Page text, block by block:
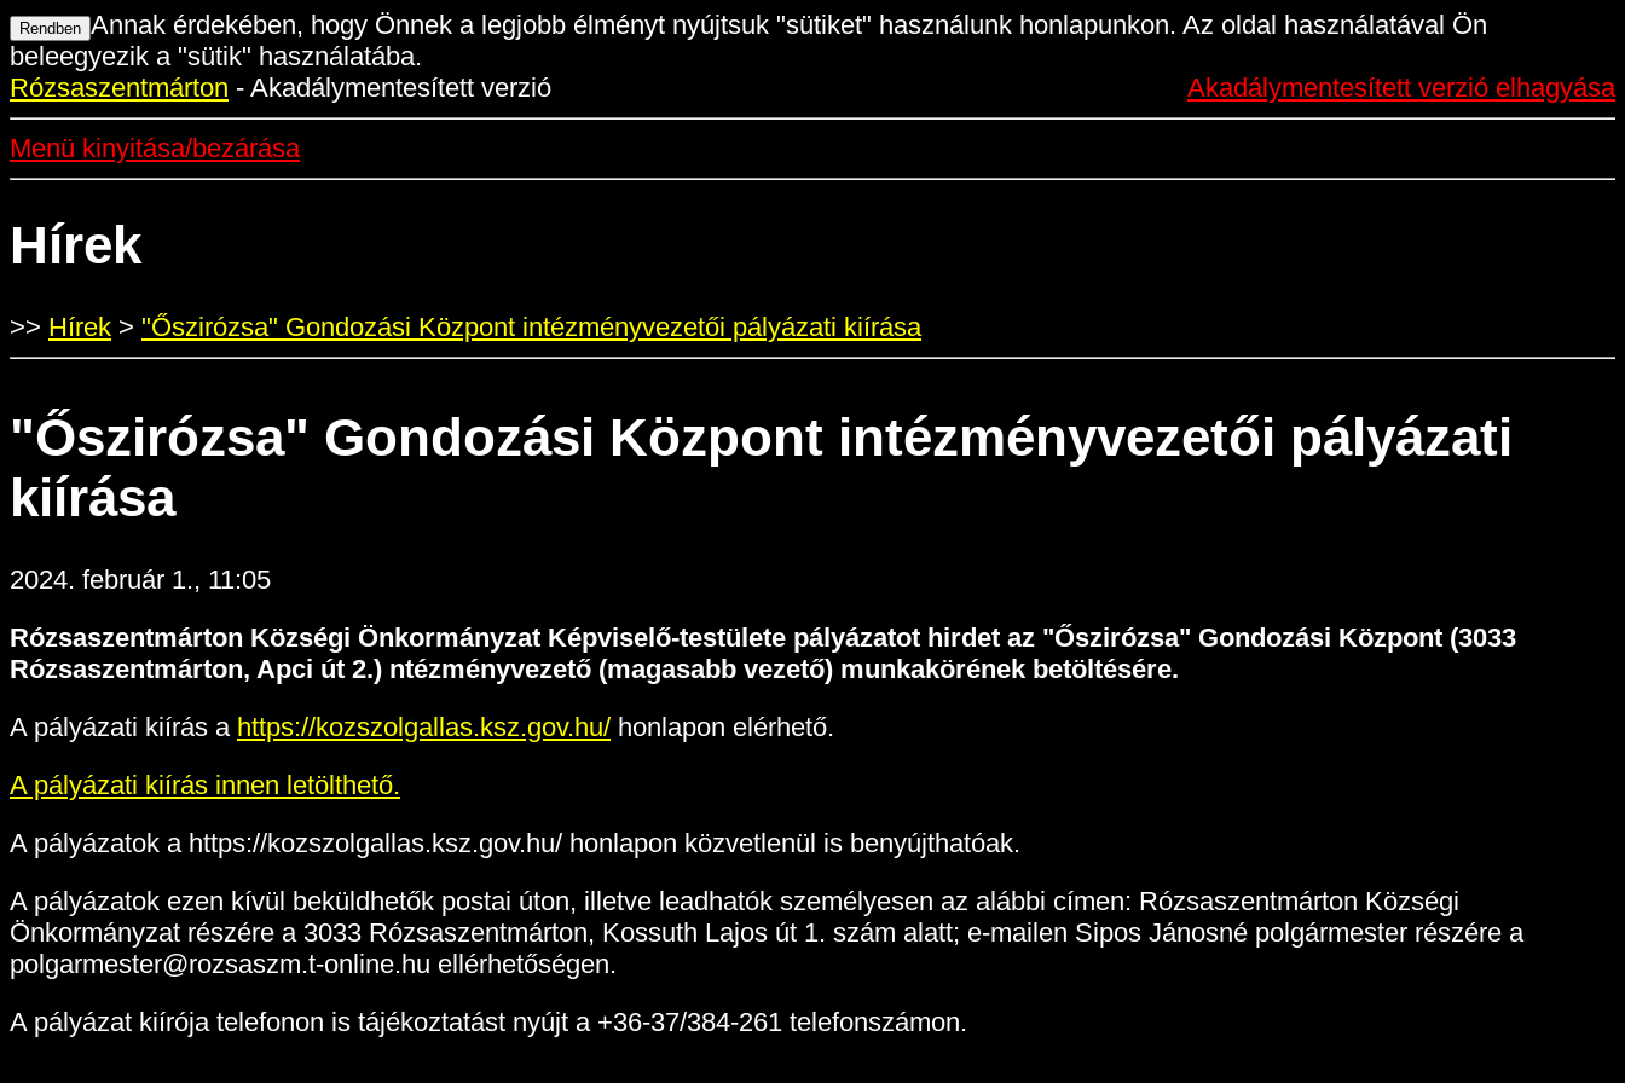
Annak érdekében, hogy Önnek a legjobb élményt nyújtsuk "sütiket" használunk honlapunkon. Az oldal használatával Ön
beleegyezik a "sütik" használatába.
Akadálymentesített verzió elhagyása
Rózsaszentmárton - Akadálymentesített verzió
Menü kinyitása/bezárása
Hírek
>> Hírek > "Őszirózsa" Gondozási Központ intézményvezetői pályázati kiírása
"Őszirózsa" Gondozási Központ intézményvezetői pályázati
kiírása
2024. február 1., 11:05
Rózsaszentmárton Községi Önkormányzat Képviselő-testülete pályázatot hirdet az "Őszirózsa" Gondozási Központ (3033
Rózsaszentmárton, Apci út 2.) ntézményvezető (magasabb vezető) munkakörének betöltésére.
A pályázati kiírás a https://kozszolgallas.ksz.gov.hu/ honlapon elérhető.
A pályázati kiírás innen letölthető.
A pályázatok a https://kozszolgallas.ksz.gov.hu/ honlapon közvetlenül is benyújthatóak.
A pályázatok ezen kívül beküldhetők postai úton, illetve leadhatók személyesen az alábbi címen: Rózsaszentmárton Községi
Önkormányzat részére a 3033 Rózsaszentmárton, Kossuth Lajos út 1. szám alatt; e-mailen Sipos Jánosné polgármester részére a
polgarmester@rozsaszm.t-online.hu ellérhetőségen.
A pályázat kiírója telefonon is tájékoztatást nyújt a +36-37/384-261 telefonszámon.